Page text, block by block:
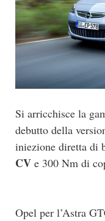
Si arricchisce la
debutto della
iniezione diretta di
CV e 300 Nm di
Opel per l’Astra